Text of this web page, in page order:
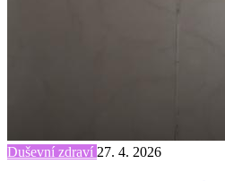
Duševní zdraví 27. 4. 2026